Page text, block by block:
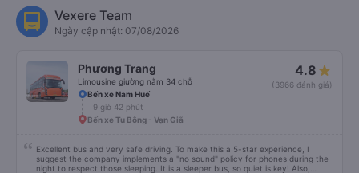
Vexere Team
Ngày cập nhật: 07/08/2026
Phương Trang
Limousine giường nằm 34 chỗ
4.8
(3966 đánh giá)
Bến xe Nam Huế
9 giờ 42 phút
Bến xe Tu Bông - Vạn Giã
Excellent bus and very safe driving. To make this a 5-star experience, I
suggest the company implements a "no sound" policy for phones during the
night to respect those sleeping. It is a sleeper bus, so quiet is key! Also,